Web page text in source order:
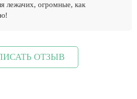
лежачих, огромные, как
ОТЗЫВ